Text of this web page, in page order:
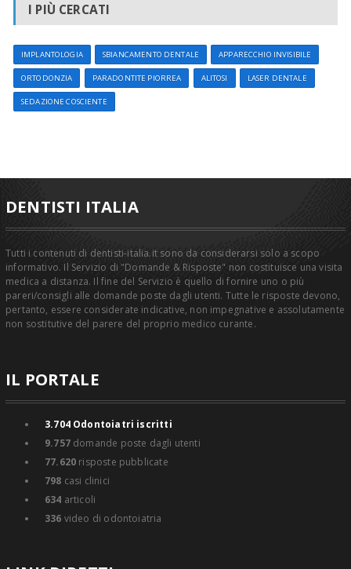
I PIÙ CERCATI
IMPLANTOLOGIA SBIANCAMENTO DENTALE APPARECCHIO INVISIBILE
ORTODONZIA PARADONTITE PIORREA ALITOSI LASER DENTALE
SEDAZIONE COSCIENTE
DENTISTI ITALIA
Tutti i contenuti di dentisti-italia.it sono da considerarsi solo a scopo
informativo. Il Servizio di "Domande & Risposte" non costituisce una visita
medica a distanza. Il fine del Servizio è quello di fornire uno o più
pareri/consigli alle domande poste dagli utenti. Tutte le risposte devono,
pertanto, essere considerate indicative, non impegnative e assolutamente
non sostitutive del parere del proprio medico curante.
IL PORTALE
3.704Odontoiatri iscritti
9.757domande poste dagli utenti
77.620 risposte pubblicate
798 casi clinici
634 articoli
336 video di odontoiatria